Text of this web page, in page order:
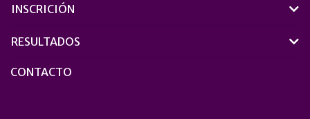
INSCRICIÓN
RESULTADOS
CONTACTO